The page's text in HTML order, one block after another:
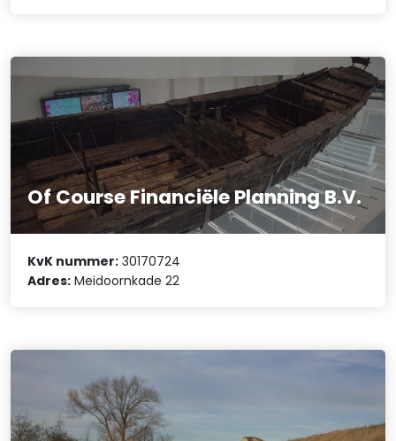
Of Course Financiële Planning B.V.
KvK nummer: 30170724
Adres: Meidoornkade 22